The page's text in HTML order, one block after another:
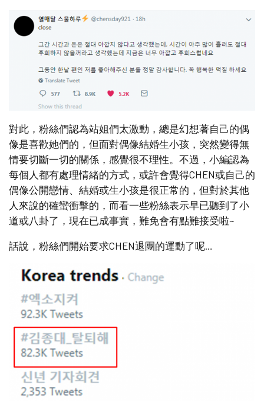
對此，粉絲們認為站姐們太激動，總是幻想著自己的偶
像是喜歡她們的，但面對偶像結婚生小孩，突然變得無
情要切斷一切的關係，感覺很不理性。不過，小編認為
每個人都有處理情緒的方式，或許會覺得CHEN或自己的
偶像公開戀情、結婚或生小孩是很正常的，但對於其他
人來說的確蠻衝擊的，而看一些粉絲表示早已聽到了小
道或八卦了，現在已成事實，難免會有點難接受啦~
話說，粉絲們開始要求CHEN退團的運動了呢…